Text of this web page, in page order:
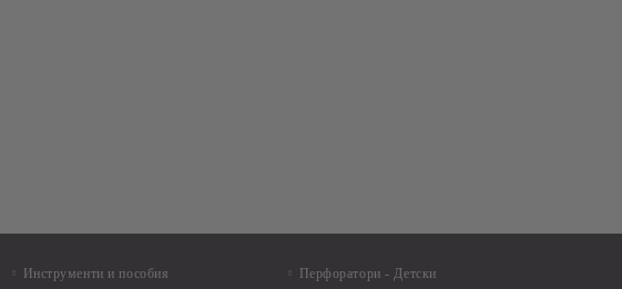
Инструменти и пособия
Перфоратори - Детски